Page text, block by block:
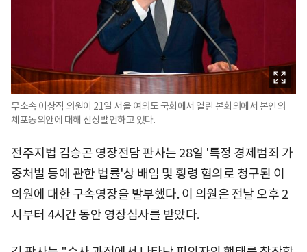
무소속 이상직 의원이 21일 서울 여의도 국회에서 열린 본회의에서 본인의
체포동의안에 대해 신상발언하고 있다.
전주지법 김승곤 영장전담 판사는 28일 '특정 경제범죄 가
중처벌 등에 관한 법률'상 배임 및 횡령 혐의로 청구된 이
의원에 대한 구속영장을 발부했다. 이 의원은 전날 오후 2
시부터 4시간 동안 영장심사를 받았다.